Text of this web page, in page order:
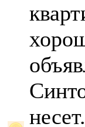
несет.